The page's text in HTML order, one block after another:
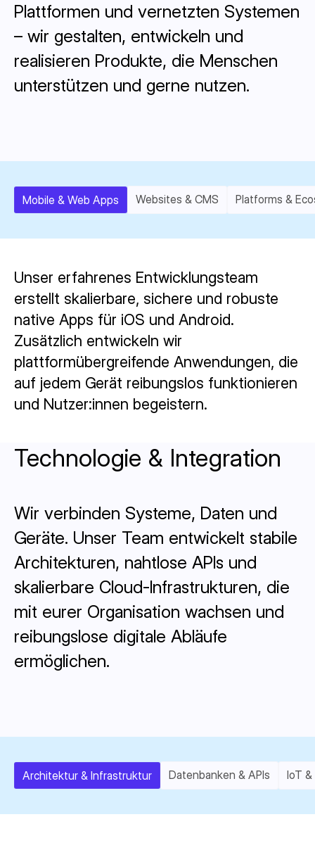
Plattformen und vernetzten Systemen
– wir gestalten, entwickeln und
realisieren Produkte, die Menschen
unterstützen und gerne nutzen.
Mobile & Web Apps Websites & CMS Platforms &
Unser erfahrenes Entwicklungsteam
erstellt skalierbare, sichere und robuste
native Apps für iOS und Android.
Zusätzlich entwickeln wir
plattformübergreifende Anwendungen, die
auf jedem Gerät reibungslos funktionieren
und Nutzer:innen begeistern.
Technologie & Integration
Wir verbinden Systeme, Daten und
Geräte. Unser Team entwickelt stabile
Architekturen, nahtlose APIs und
skalierbare Cloud-Infrastrukturen, die
mit eurer Organisation wachsen und
reibungslose digitale Abläufe
ermöglichen.
Architektur & Infrastruktur Datenbanken & APIs IoT